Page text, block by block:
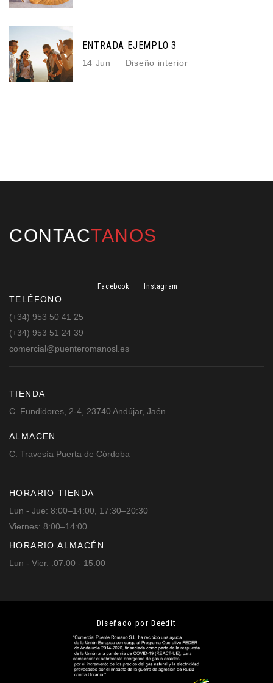
ENTRADA EJEMPLO 3
14 Jun Diseño interior
CONTACTANOS
.Facebook .Instagram
TELÉFONO
(+34) 953 50 41 25
(+34) 953 51 24 39
comercial@puenteromanosl.es
TIENDA
C. Fundidores, 2-4, 23740 Andújar, Jaén
ALMACEN
C. Travesía Puerta de Córdoba
HORARIO TIENDA
Lun - Jue: 8:00–14:00, 17:30–20:30
Viernes: 8:00–14:00
HORARIO ALMACÉN
Lun - Vier. :07:00 - 15:00
Diseñado por Beedit